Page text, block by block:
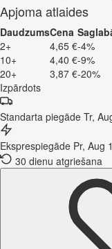
Apjoma atlaides
DaudzumsCena
2+
4,65 €-4%
10+
4,40 €-9%
20+
3,87 €-20%
Izpārdots
Standarta piegāde Tr,
Eksprespiegāde Pr, Aug
30 dienu atgriešana